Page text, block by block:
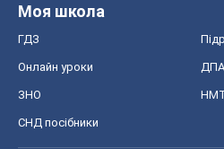
Моя школа
ГДЗ
Онлайн уроки ДПА
ЗНО
СНД посібники